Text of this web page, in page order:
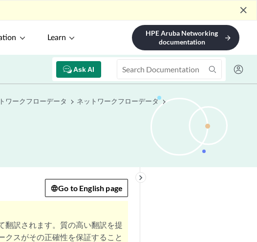
close
Learn
HPE Aruba Networking
documentation
arrow_forward
Ask AI
ワークフローデータ ネットワークフローデータ
keyboard_arrow_right
Go to English page
翻訳されます。質の高い翻訳を提
クスがその正確性を保証すること